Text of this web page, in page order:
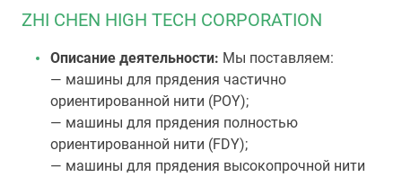
ZHI CHEN HIGH TECH CORPORATION
Описание деятельности: Мы поставляем:
— машины для прядения частично
ориентированной нити (POY);
— машины для прядения полностью
ориентированной нити (FDY);
— машины для прядения высокопрочной нити